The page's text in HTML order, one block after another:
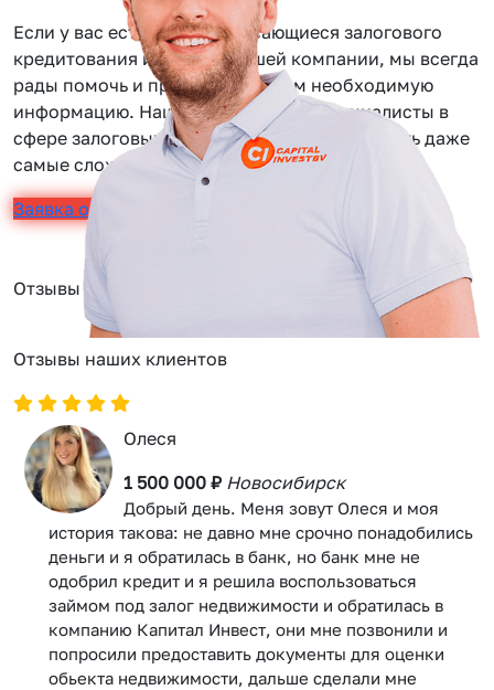
Если у вас есть вопросы касающиеся залогового
кредитования или услуг нашей компании, мы всегда
рады помочь и предоставить вам необходимую
информацию. Наши сотрудники — специалисты в
сфере залоговых займов, помогут вам решить даже
самые сложные задачи.
Заявка онлайн
Отзывы
Отзывы наших клиентов
Олеся
1 500 000 ₽ Новосибирск
Добрый день. Меня зовут Олеся и моя
история такова: не давно мне срочно понадобились
деньги и я обратилась в банк, но банк мне не
одобрил кредит и я решила воспользоваться
займом под залог недвижимости и обратилась в
компанию Капитал Инвест, они мне позвонили и
попросили предоставить документы для оценки
обьекта недвижимости, дальше сделали мне